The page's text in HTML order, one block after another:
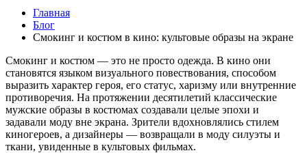
Главная
Блог
Смокинг и костюм в кино: культовые образы на экране
Смокинг и костюм — это не просто одежда. В кино они
становятся языком визуального повествования, способом
выразить характер героя, его статус, харизму или внутренние
противоречия. На протяжении десятилетий классические
мужские образы в костюмах создавали целые эпохи и
задавали моду вне экрана. Зрители вдохновлялись стилем
киногероев, а дизайнеры — возвращали в моду силуэты и
ткани, увиденные в культовых фильмах.